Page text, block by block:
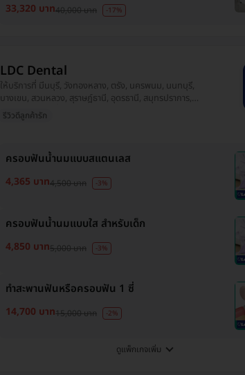
33,320 บาท40,000 บาท -17%
LDC Dental
ให้บริการที่ มีนบุรี, วังทองหลาง, ตรัง, นครพนม, นนทบุรี,
บางเขน, สวนหลวง, สุราษฎ์ธานี, อุดรธานี, สมุทรปราการ,
คันนายาว, หลักสี่, บางขุนเทียน, เชียงราย, บางแค,
ปทุมธานี, อุบลราชธานี, ทวีวัฒนา, นครศรีธรรมราช
รีวิวดีลูกค้ารัก
ครอบฟันน้ำนมแบบสแตนเลส
4,365 บาท4,500 บาท -3%
ครอบฟันน้ำนมแบบใส สำหรับเด็ก
4,850 บาท5,000 บาท -3%
ทำสะพานฟันหรือครอบฟัน 1 ซี่
14,700 บาท15,000 บาท -2%
ดูแพ็กเกจเพิ่ม